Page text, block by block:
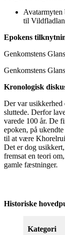
Avatarmyten
til
Epokens
Genkomstens
Genkomstens
Kronologisk
Der var usikkerhed
sluttede. Derfor
varede 100 år. De
epoken, på
til at være
Det er dog
fremsat en teori
gamle fæstninger.
Historiske
Kategori